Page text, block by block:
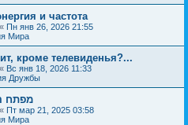
и частота
« Пн янв 26, 2026 21:55
Мира
кроме телевиденья?...
« Вс янв 18, 2026 11:33
Дружбы
מפתח
« Пт мар 21, 2025 03:58
Мира